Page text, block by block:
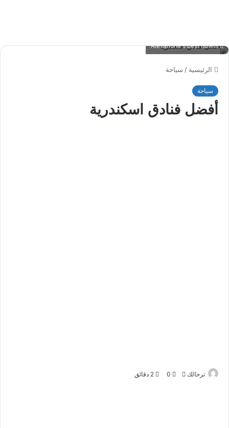
Alexandria's best hotels
الرئيسية / سياحة
سياحة
أفضل فنادق اسكندرية
ترحالك
أرسل0